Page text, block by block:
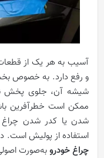
آسیب به هر یک از
و رفع دارد. به خصوص
شیشه آن، جلوی پخش
ممکن است خطرآفرین
شدن یا کدر شدن چراغ
استفاده از پولیش است.
چراغ خودروبه‌صورت